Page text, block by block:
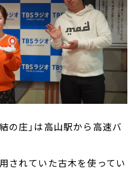
の庄」は高山駅から高速バ
されていた古木を使ってい